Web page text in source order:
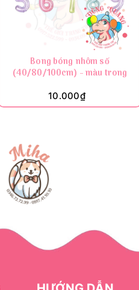
Bong bóng nhôm số
(40/80/100cm) - màu trong
10.000₫